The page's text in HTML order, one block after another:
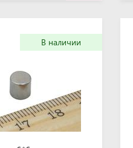
В наличии